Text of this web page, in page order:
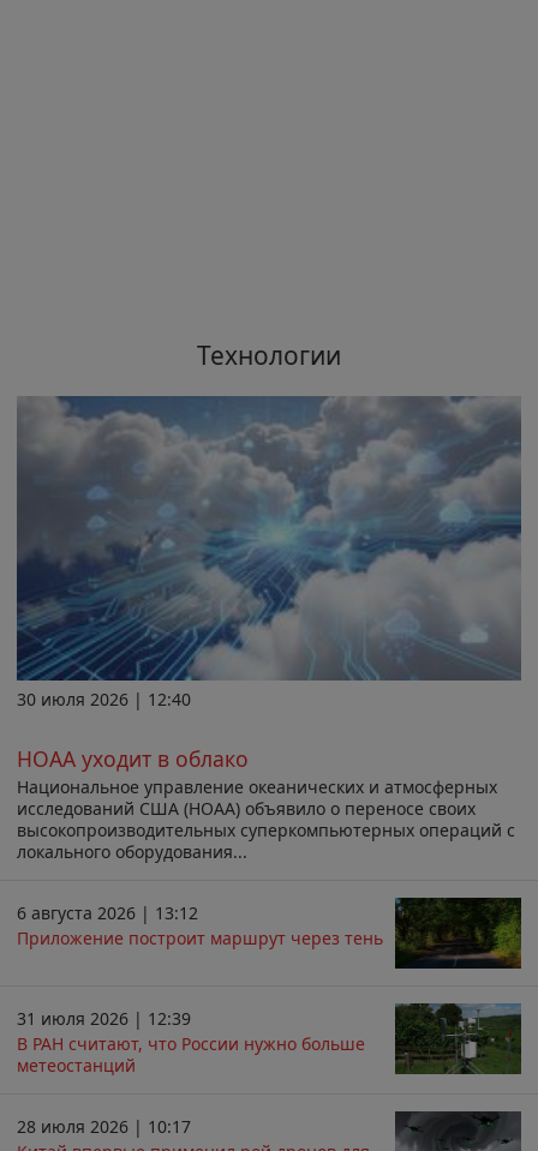
Технологии
30 июля 2026 | 12:40
НОАА уходит в облако
Национальное управление океанических и атмосферных
исследований США (НОАА) объявило о переносе своих
высокопроизводительных суперкомпьютерных операций с
локального оборудования...
6 августа 2026 | 13:12
Приложение построит маршрут через тень
31 июля 2026 | 12:39
В РАН считают, что России нужно больше
метеостанций
28 июля 2026 | 10:17